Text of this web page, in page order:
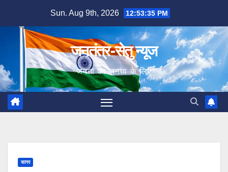
content
Sun. Aug 9th, 2026 12:53:36 PM
जनतंत्र-सेतु न्यूज
जनता का जनता के लिए
सागर